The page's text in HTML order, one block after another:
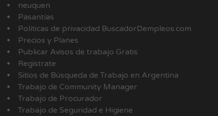
neuquen
Pasantías
Políticas de privacidad BuscadorDempleos.com
Precios y Planes
Publicar Avisos de trabajo Gratis
Registrate
Sitios de Búsqueda de Trabajo en Argentina
Trabajo de Community Manager
Trabajo de Procurador
Trabajo de Seguridad e Higiene